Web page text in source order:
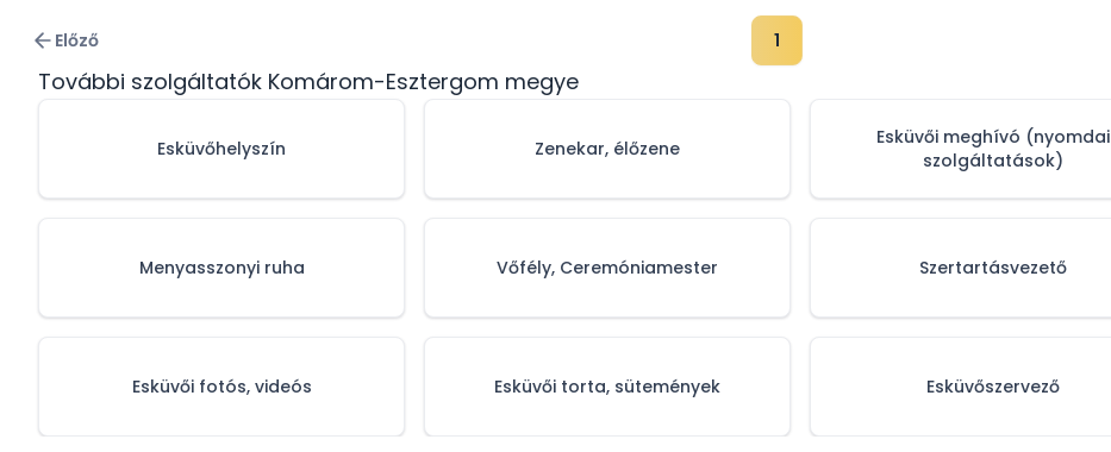
Előző 1
További szolgáltatók Komárom-Esztergom megye
Esküvőhelyszín
Menyasszonyi ruha
Esküvői fotós, videós
Zenekar, élőzene
Vőfély, Ceremóniamester
Esküvői torta, sütemények
Esküvői meghívó (nyomdai
szolgáltatások)
Szertartásvezető
Esküvőszervező